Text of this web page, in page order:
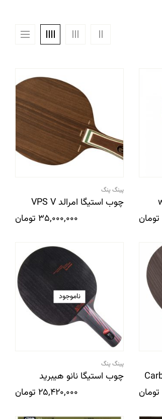
تومان
پینگ پنگ
چوب استیگا امرالد VPS V
35,000,000 تومان
تومان
ناموجود
پینگ پنگ
چوب استیگا نانو هیبرید
25,420,000 تومان